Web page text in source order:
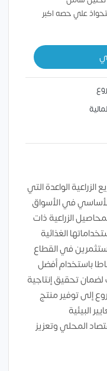
علي حصه اكبر
الزراعية الواعدة التي
في الأسواق
الزراعية ذات
الغذائية
في القطاع
باستخدام أفضل
لضمان تحقيق إنتاجية
إلى توفير منتج
البيئية
المحلي وتعزيز